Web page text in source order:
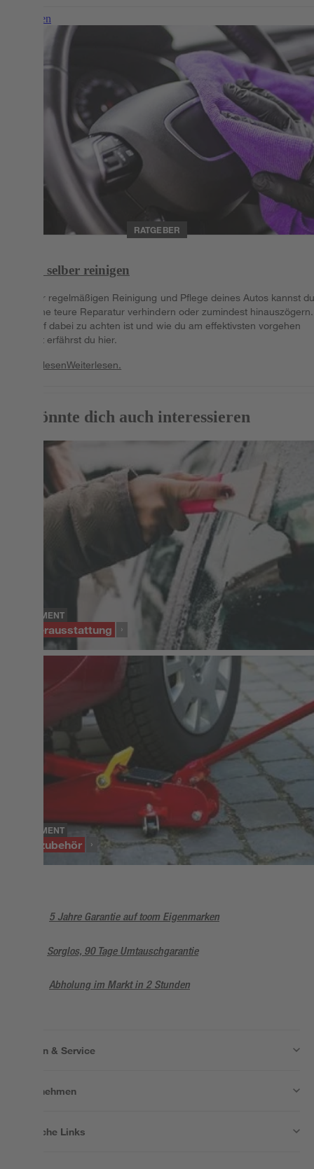
Weiterlesen
RATGEBER
Auto selber reinigen
Mit der regelmäßigen Reinigung und Pflege deines Autos kannst
manche teure Reparatur verhindern oder zumindest hinauszögern.
Worauf dabei zu achten ist und wie du am effektivsten vorgehen
kannst erfährst du hier.
WeiterlesenWeiterlesen.
Das könnte dich auch interessieren
SORTIMENT
Winterausstattung
SORTIMENT
Autozubehör
5 Jahre Garantie auf toom Eigenmarken
Sorglos, 90 Tage Umtauschgarantie
Abholung im Markt in 2 Stunden
Wissen & Service
Unternehmen
Nützliche Links